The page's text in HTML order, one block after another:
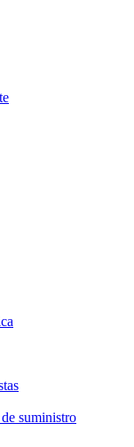
suministro